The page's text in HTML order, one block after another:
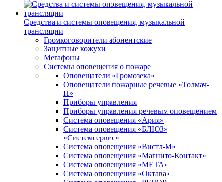
Средства и системы оповещения, музыкальной
трансляции
Громкоговорители абонентские
Защитные кожухи
Мегафоны
Системы оповещения о пожаре
Оповещатели «Громозека»
Оповещатели пожарные речевые «Толмач-
П»
Приборы управления
Приборы управления речевым оповещением
Система оповещения «Ария»
Система оповещения «БЛЮЗ»
«Системсервис»
Система оповещения «Вистл-М»
Система оповещения «Магнито-Контакт»
Система оповещения «МЕТА»
Система оповещения «Октава»